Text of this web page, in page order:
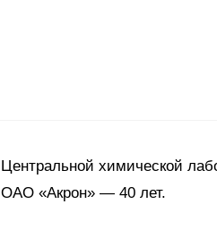
Центральной химической
ОАО «Акрон» — 40 лет.